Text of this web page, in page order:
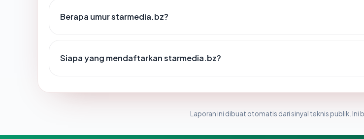
Berapa umur starmedia.bz?
Siapa yang mendaftarkan starmedia.bz?
Laporan ini dibuat otomatis dari sinyal teknis publik. Ini